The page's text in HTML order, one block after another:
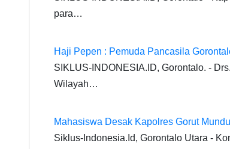
o
k
para…
Haji Pepen : Pemuda Pancasila
SIKLUS-INDONESIA.ID, Gorontalo. -
Wilayah…
Mahasiswa Desak Kapolres Gorut
Siklus-Indonesia.Id, Gorontalo Utara -